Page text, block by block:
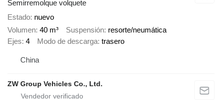
Semirremolque volquete
Estado nuevo
Volumen 40 m³ Suspensión resorte/neumática
Ejes 4 Modo de descarga trasero
China
ZW Group Vehicles Co., Ltd.